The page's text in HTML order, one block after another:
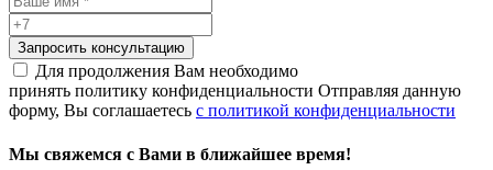
Запросить консультацию
Для продолжения Вам необходимо
принять политику конфиденциальности Отправляя данную
форму, Вы соглашаетесь с политикой конфиденциальности
Мы свяжемся с Вами в ближайшее время!